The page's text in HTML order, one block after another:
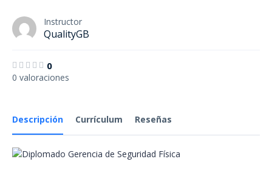
Instructor
QualityGB
0
0 valoraciones
Descripción Currículum Reseñas